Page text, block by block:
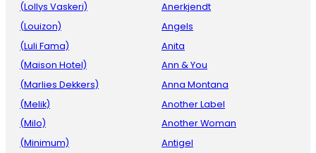
(Lollys Vaskeri)
(Louizon)
(Luli Fama)
(Maison Hotel)
(Marlies Dekkers)
(Melik)
(Milo)
(Minimum)
Anerkjendt
Angels
Anita
Ann & You
Anna Montana
Another Label
Another Woman
Antigel